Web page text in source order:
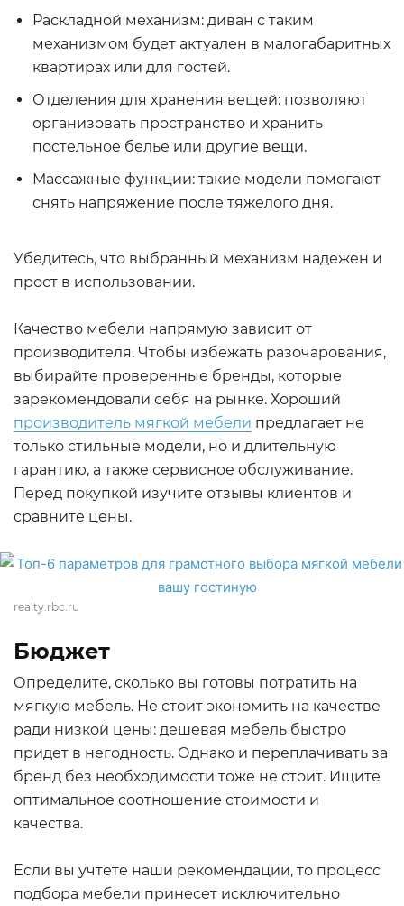
Раскладной механизм: диван с таким
механизмом будет актуален в малогабаритных
квартирах или для гостей.
Отделения для хранения вещей: позволяют
организовать пространство и хранить
постельное белье или другие вещи.
Массажные функции: такие модели помогают
снять напряжение после тяжелого дня.
Убедитесь, что выбранный механизм надежен и
прост в использовании.
Качество мебели напрямую зависит от
производителя. Чтобы избежать разочарования,
выбирайте проверенные бренды, которые
зарекомендовали себя на рынке. Хороший
производитель мягкой мебели предлагает не
только стильные модели, но и длительную
гарантию, а также сервисное обслуживание.
Перед покупкой изучите отзывы клиентов и
сравните цены.
realty.rbc.ru
Бюджет
Определите, сколько вы готовы потратить на
мягкую мебель. Не стоит экономить на качестве
ради низкой цены: дешевая мебель быстро
придет в негодность. Однако и переплачивать за
бренд без необходимости тоже не стоит. Ищите
оптимальное соотношение стоимости и
качества.
Если вы учтете наши рекомендации, то процесс
подбора мебели принесет исключительно